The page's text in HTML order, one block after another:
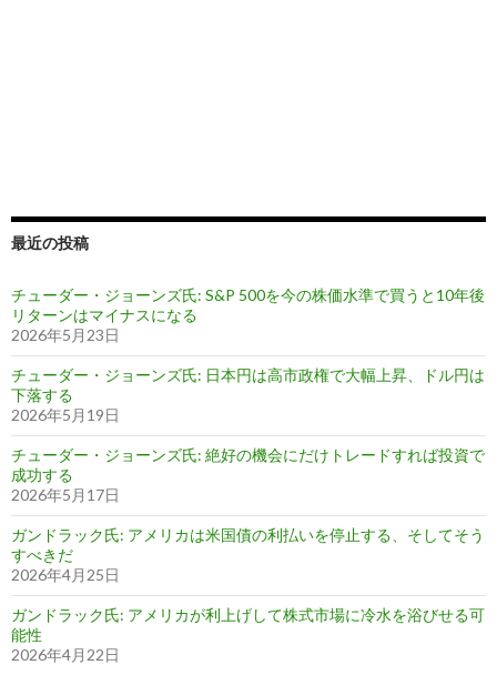
最近の投稿
チューダー・ジョーンズ氏: S&P 500を今の株価水準で買うと10年後
リターンはマイナスになる
2026年5月23日
チューダー・ジョーンズ氏: 日本円は高市政権で大幅上昇、ドル円は
下落する
2026年5月19日
チューダー・ジョーンズ氏: 絶好の機会にだけトレードすれば投資で
成功する
2026年5月17日
ガンドラック氏: アメリカは米国債の利払いを停止する、そしてそう
すべきだ
2026年4月25日
ガンドラック氏: アメリカが利上げして株式市場に冷水を浴びせる可
能性
2026年4月22日